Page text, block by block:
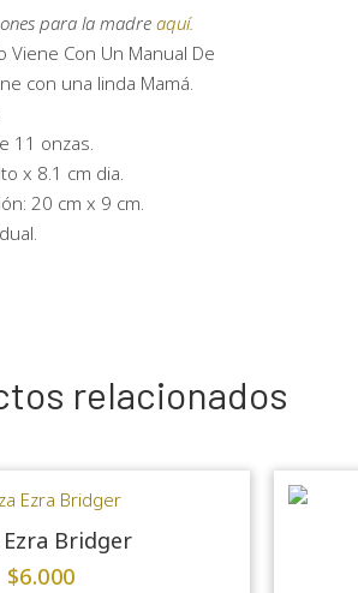
para la madre aquí.
Viene Con Un Manual De
con una linda Mamá.
11 onzas.
x 8.1 cm dia.
20 cm x 9 cm.
relacionados
Ezra Bridger
$6.000